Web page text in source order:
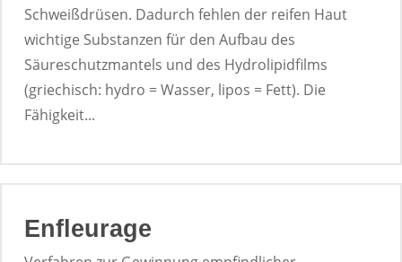
Schweißdrüsen. Dadurch fehlen der reifen Haut
wichtige Substanzen für den Aufbau des
Säureschutzmantels und des Hydrolipidfilms
(griechisch: hydro = Wasser, lipos = Fett). Die
Fähigkeit...
Enfleurage